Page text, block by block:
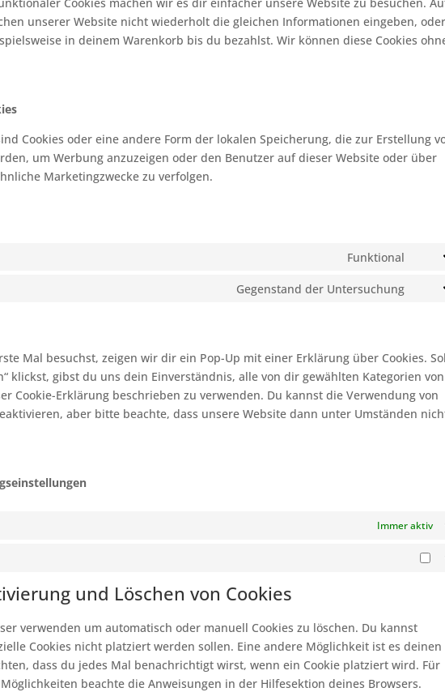
unserer Website nicht wiederholt die gleichen Informationen eingeben, oder
in deinem Warenkorb bis du bezahlst. Wir können diese Cookies
Cookies oder eine andere Form der lokalen Speicherung, die zur Erstellung
um Werbung anzuzeigen oder den Benutzer auf dieser Website oder über
Marketingzwecke zu verfolgen.
Funktional
Gegenstand der Untersuchung
maps
Mal besuchst, zeigen wir dir ein Pop-Up mit einer Erklärung über Cookies.
klickst, gibst du uns dein Einverständnis, alle von dir gewählten Kategorien von
Cookie-Erklärung beschrieben zu verwenden. Du kannst die Verwendung von
aber bitte beachte, dass unsere Website dann unter Umständen
Immer aktiv
und Löschen von Cookies
verwenden um automatisch oder manuell Cookies zu löschen. Du kannst
Cookies nicht platziert werden sollen. Eine andere Möglichkeit ist es deinen
dass du jedes Mal benachrichtigt wirst, wenn ein Cookie platziert wird. Für
beachte die Anweisungen in der Hilfesektion deines Browsers.